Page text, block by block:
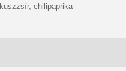
chilipaprika